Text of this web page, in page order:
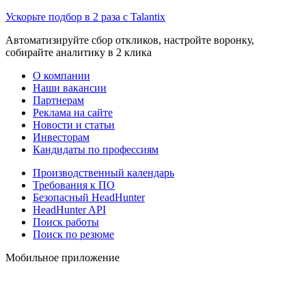
Ускорьте подбор в 2 раза с Talantix
Автоматизируйте сбор откликов, настройте воронку,
собирайте аналитику в 2 клика
О компании
Наши вакансии
Партнерам
Реклама на сайте
Новости и статьи
Инвесторам
Кандидаты по профессиям
Производственный календарь
Требования к ПО
Безопасный HeadHunter
HeadHunter API
Поиск работы
Поиск по резюме
Мобильное приложение